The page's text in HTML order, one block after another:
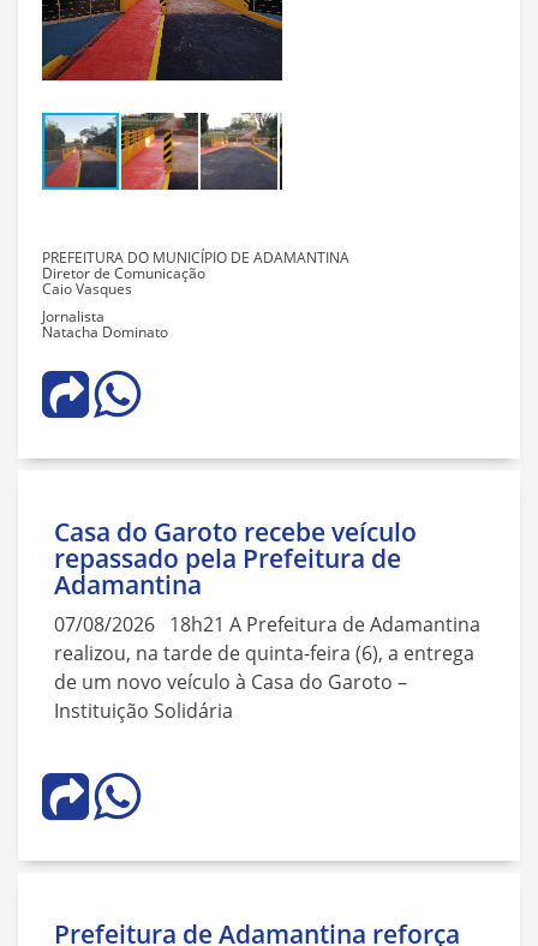
PREFEITURA DO MUNICÍPIO DE ADAMANTINA
Diretor de Comunicação
Caio Vasques
Jornalista
Natacha Dominato
Casa do Garoto recebe veículo
repassado pela Prefeitura de
Adamantina
07/08/2026 18h21 A Prefeitura de Adamantina
realizou, na tarde de quinta-feira (6), a entrega
de um novo veículo à Casa do Garoto –
Instituição Solidária
Prefeitura de Adamantina reforça